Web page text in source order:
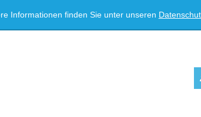
Informationen finden Sie unter unseren